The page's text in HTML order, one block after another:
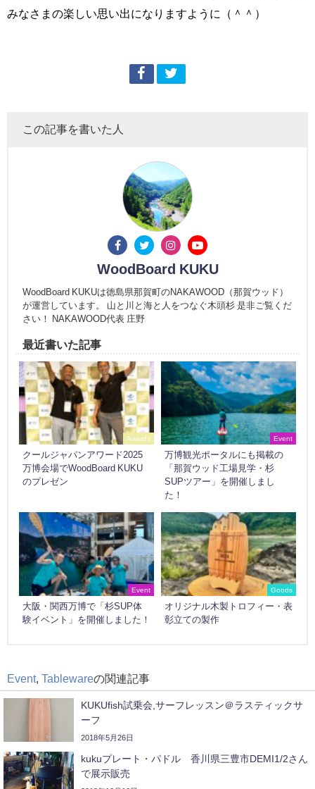
みなさまの楽しい思い出になりますように（＾＾）
この記事を書いた人
WoodBoard KUKU
WoodBoard KUKUは徳島県那賀町のNAKAWOOD（那賀ウッド）
が運営しています。 山と川と海と人をつなぐ木頭杉 是非ご覧くだ
さい！ NAKAWOOD代表 庄野
最近書いた記事
Awards
クールジャパンアワード2025
万博会場でWoodBoard KUKU
のプレゼン
Event
万博観光ポータルにも掲載の
「那賀ウッド工場見学・杉
SUPツアー」を開催しまし
た！
Event
大阪・関西万博で「杉SUP体
験イベント」を開催しました！
Goods
オリジナル木製トロフィー・表
彰立ての製作
Event, Tablewareの関連記事
KUKUfish試乗会,サーフレッスン＠ラスティックサ
ーフ
2018年5月26日
kukuプレート・パドル 香川県三豊市DEMI1/2さん
で展示販売